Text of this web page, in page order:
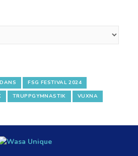
DANS
FSG FESTIVAL 2024
TRUPPGYMNASTIK VUXNA